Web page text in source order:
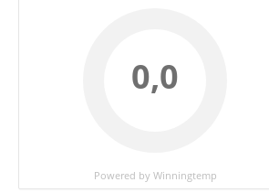
0,0
Powered by Winningtemp